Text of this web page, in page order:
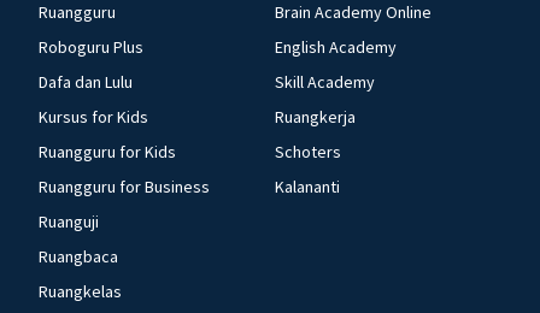
Ruangguru
Roboguru Plus
Dafa dan Lulu
Kursus for Kids
Ruangguru for Kids
Ruangguru for Business
Ruanguji
Ruangbaca
Ruangkelas
Brain Academy Online
English Academy
Skill Academy
Ruangkerja
Schoters
Kalananti